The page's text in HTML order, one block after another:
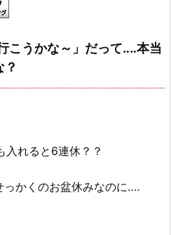
こうかな～」だって‥‥本当
入れると6連休？？
かくのお盆休みなのに‥‥